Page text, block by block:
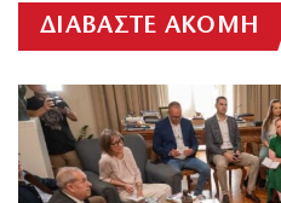
ΔΙΑΒΑΣΤΕ ΑΚΟΜΗ